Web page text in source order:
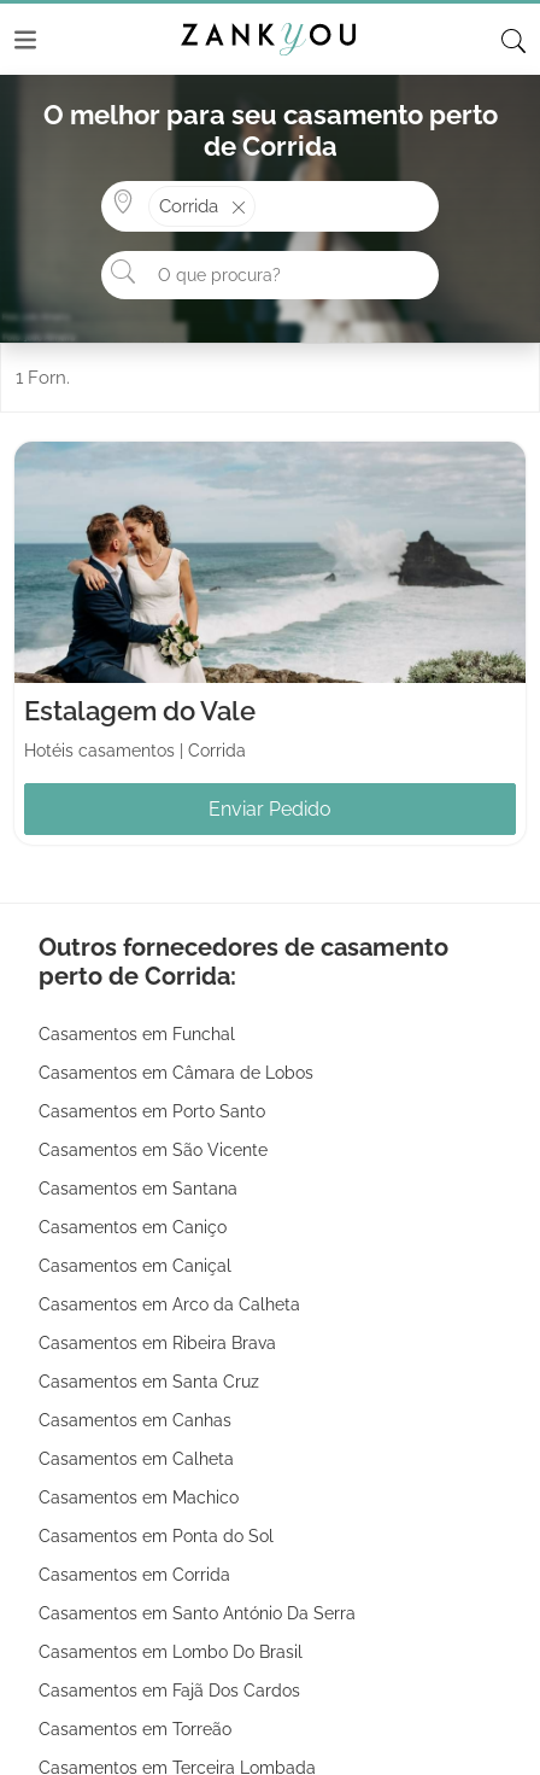
O melhor para seu casamento perto
de Corrida
Corrida
O que procura?
1 Forn.
Estalagem do Vale
Hotéis casamentos Corrida
Enviar Pedido
Outros fornecedores de casamento
perto de Corrida:
Casamentos em Funchal
Casamentos em Câmara de Lobos
Casamentos em Porto Santo
Casamentos em São Vicente
Casamentos em Santana
Casamentos em Caniço
Casamentos em Caniçal
Casamentos em Arco da Calheta
Casamentos em Ribeira Brava
Casamentos em Santa Cruz
Casamentos em Canhas
Casamentos em Calheta
Casamentos em Machico
Casamentos em Ponta do Sol
Casamentos em Corrida
Casamentos em Santo António Da Serra
Casamentos em Lombo Do Brasil
Casamentos em Fajã Dos Cardos
Casamentos em Torreão
Casamentos em Terceira Lombada